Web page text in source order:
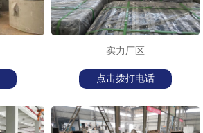
实力厂区
点击拨打电话